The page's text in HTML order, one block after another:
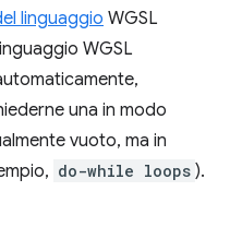
linguaggio WGSL
WGSL
una in modo
vuoto, ma in
do-while loops ).